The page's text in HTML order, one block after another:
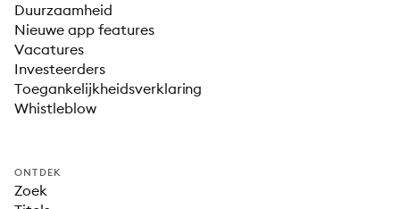
Duurzaamheid
Nieuwe app features
Vacatures
Investeerders
Toegankelijkheidsverklaring
Whistleblow
ONTDEK
Zoek